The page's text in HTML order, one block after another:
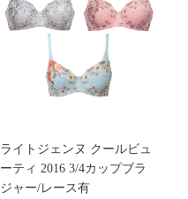
ライトジェンヌ クールビュ
ーティ 2016 3/4カップブラ
ジャー/レース有